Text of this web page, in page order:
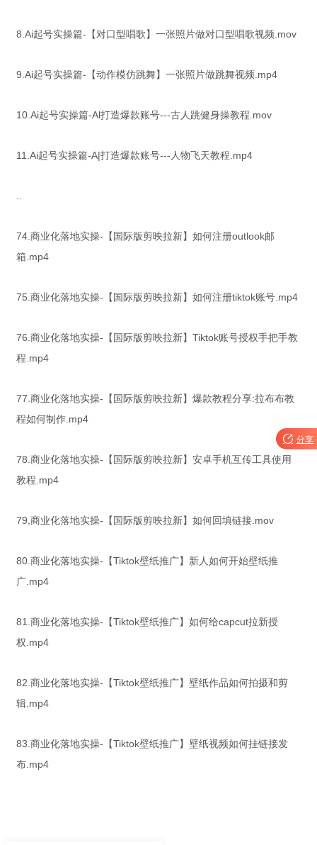
8.Ai起号实操篇-【对口型唱歌】一张照片做对口型唱歌视频.mov
9.Ai起号实操篇-【动作模仿跳舞】一张照片做跳舞视频.mp4
10.Ai起号实操篇-Al打造爆款账号---古人跳健身操教程.mov
11.Ai起号实操篇-A|打造爆款账号---人物飞天教程.mp4
74.商业化落地实操-【国际版剪映拉新】如何注册outlook邮
箱.mp4
75.商业化落地实操-【国际版剪映拉新】如何注册tiktok账号.mp4
76.商业化落地实操-【国际版剪映拉新】Tiktok账号授权手把手教
程.mp4
77.商业化落地实操-【国际版剪映拉新】爆款教程分享:拉布布教
程如何制作.mp4
78.商业化落地实操-【国际版剪映拉新】安卓手机互传工具使用
教程.mp4
79,商业化落地实操-【国际版剪映拉新】如何回填链接.mov
80.商业化落地实操-【Tiktok壁纸推广】新人如何开始壁纸推
广.mp4
81.商业化落地实操-【Tiktok壁纸推广】如何给capcut拉新授
权.mp4
82.商业化落地实操-【Tiktok壁纸推广】壁纸作品如何拍摄和剪
辑.mp4
83.商业化落地实操-【Tiktok壁纸推广】壁纸视频如何挂链接发
布.mp4
 分享